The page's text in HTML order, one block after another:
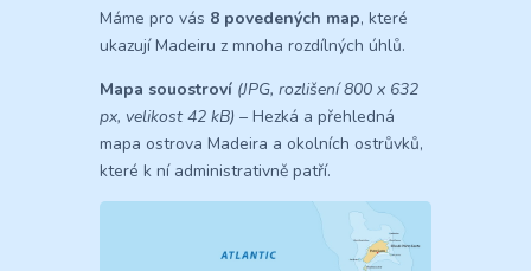
Máme pro vás 8 povedených map, které
ukazují Madeiru z mnoha rozdílných úhlů.
Mapa souostroví (JPG, rozlišení 800 x 632
px, velikost 42 kB) – Hezká a přehledná
mapa ostrova Madeira a okolních ostrůvků,
které k ní administrativně patří.